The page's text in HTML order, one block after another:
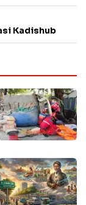
Kadishub